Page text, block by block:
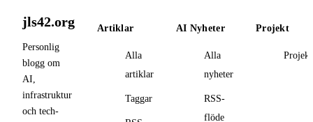
jls42.org
Personlig
blogg om
AI,
infrastruktur
och tech-
Artiklar
Alla
artiklar
Taggar
AI Nyheter
Alla
nyheter
RSS-
flöde
Projekt
Projekt